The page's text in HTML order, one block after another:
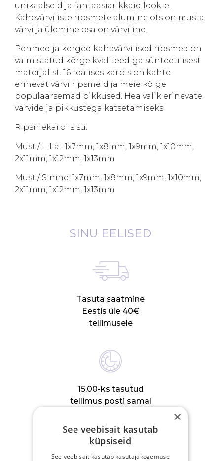
unikaalseid ja fantaasiarikkaid look-e.
Kahevärviliste ripsmete alumine ots on musta
värvi ja ülemine osa on värviline.
Pehmed ja kerged kahevärvilised ripsmed on
valmistatud kõrge kvaliteediga sünteetilisest
materjalist. 16 realises karbis on kahte
erinevat värvi ripsmeid ja meie kõige
populaarsemad pikkused. Hea valik erinevate
värvide ja pikkustega katsetamiseks.
Ripsmekarbi sisu:
Must / Lilla : 1x7mm, 1x8mm, 1x9mm, 1x10mm,
2x11mm, 1x12mm, 1x13mm
Must / Sinine: 1x7mm, 1x8mm, 1x9mm, 1x10mm,
2x11mm, 1x12mm, 1x13mm
SINU EELISED
Tasuta saatmine
Eestis üle 40€
tellimusele
15.00-ks tasutud
tellimus posti samal
×
See veebisait kasutab
küpsiseid
See veebisait kasutab kasutajakogemuse